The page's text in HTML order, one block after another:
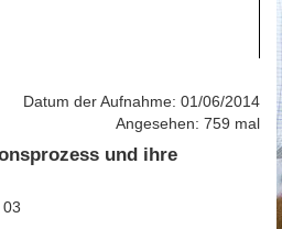
Datum der Aufnahme: 01/06/2014
Angesehen: 759 mal
und ihre